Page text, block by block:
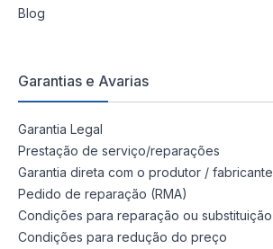
Blog
Garantias e Avarias
Garantia Legal
Prestação de serviço/reparações
Garantia direta com o produtor / fabricante
Pedido de reparação (RMA)
Condições para reparação ou substituição
Condições para redução do preço